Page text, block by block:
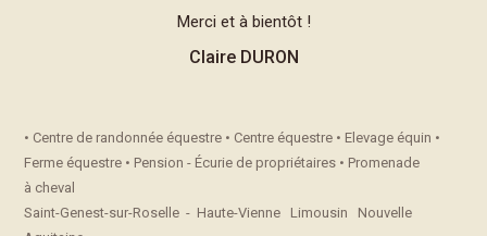
Merci et à bientôt !
Claire DURON
• Centre de randonnée équestre • Centre équestre • Elevage équin •
Ferme équestre • Pension - Écurie de propriétaires • Promenade
à cheval
Saint-Genest-sur-Roselle - Haute-Vienne Limousin Nouvelle